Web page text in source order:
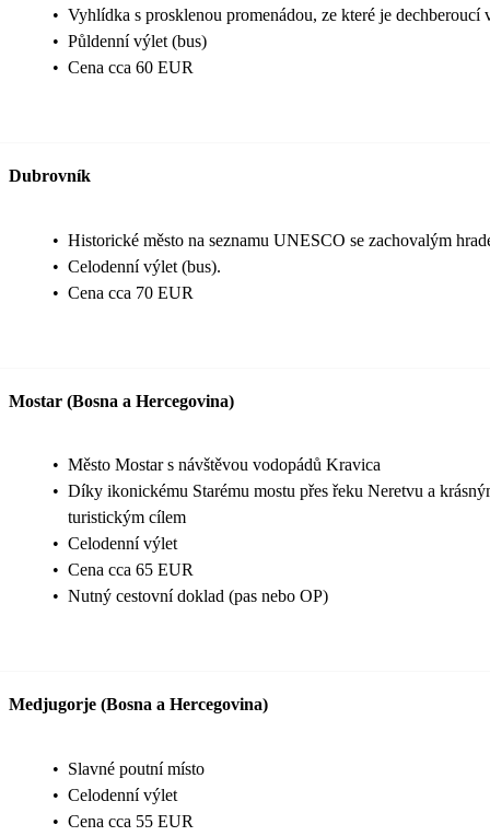
• Vyhlídka s prosklenou promenádou, ze které je
• Půldenní výlet (bus)
• Cena cca 60 EUR
Dubrovník
• Historické město na seznamu UNESCO se zachovalým
• Celodenní výlet (bus).
• Cena cca 70 EUR
Mostar (Bosna a Hercegovina)
• Město Mostar s návštěvou vodopádů Kravica
• Díky ikonickému Starému mostu přes řeku Neretvu a
turistickým cílem
• Celodenní výlet
• Cena cca 65 EUR
• Nutný cestovní doklad (pas nebo OP)
Medjugorje (Bosna a Hercegovina)
• Slavné poutní místo
• Celodenní výlet
• Cena cca 55 EUR